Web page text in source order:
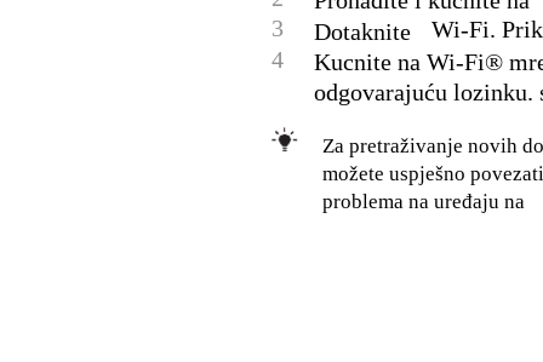
3
Dotaknite
Wi-Fi.
4
Kucnite na Wi-Fi®
odgovarajuću lozinku.
Za pretraživanje novih
možete uspješno
problema na uređaju na